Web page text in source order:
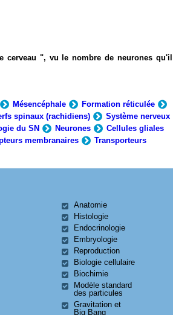
cerveau ", vu le nombre de neurones qu'il
Mésencéphale
Formation réticulée
spinaux (rachidiens)
Système nerveux
du SN Neurones
Cellules gliales
membranaires
Transporteurs
Anatomie
Histologie
Endocrinologie
Embryologie
Reproduction
Biologie cellulaire
Biochimie
Modèle standard
des particules
Gravitation et
Big Bang